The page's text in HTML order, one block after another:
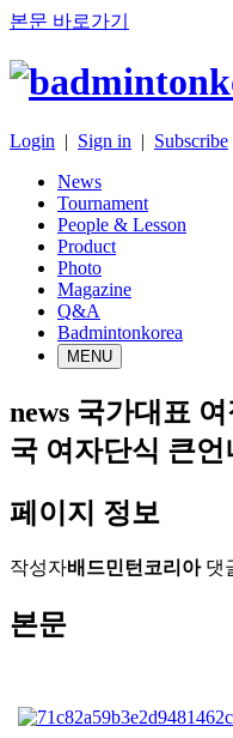
본문 바로가기
Login | Sign in | Subscribe
News
Tournament
People & Lesson
Product
Photo
Magazine
Q&A
Badmintonkorea
MENU
news 국가대표
국 여자단식 큰
페이지 정보
작성자배드민턴코리아 댓
본문